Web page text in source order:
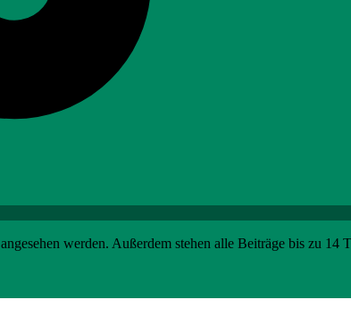
werden. Außerdem stehen alle Beiträge bis zu 14